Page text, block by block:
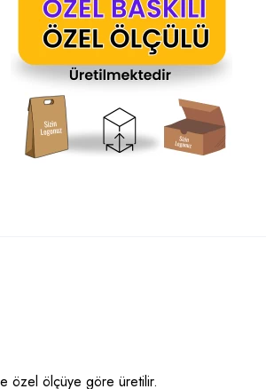
özel ölçüye göre üretilir.